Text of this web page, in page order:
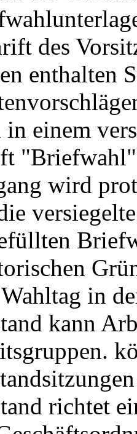
des
enthalten
in einem
wird
in
kann
richtet